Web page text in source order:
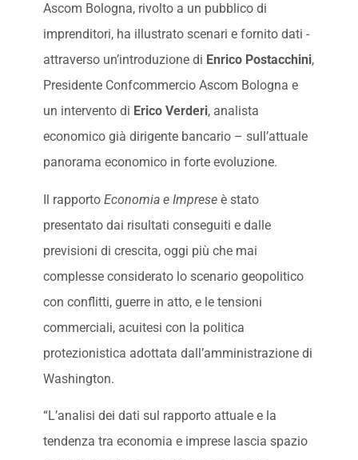
Ascom Bologna, rivolto a un pubblico di
imprenditori, ha illustrato scenari e fornito dati -
attraverso un’introduzione di Enrico Postacchini,
Presidente Confcommercio Ascom Bologna e
un intervento di Erico Verderi, analista
economico già dirigente bancario – sull’attuale
panorama economico in forte evoluzione.
Il rapporto Economia e Impreseè stato
presentato dai risultati conseguiti e dalle
previsioni di crescita, oggi più che mai
complesse considerato lo scenario geopolitico
con conflitti, guerre in atto, e le tensioni
commerciali, acuitesi con la politica
protezionistica adottata dall’amministrazione di
Washington.
“L’analisi dei dati sul rapporto attuale e la
tendenza tra economia e imprese lascia spazio